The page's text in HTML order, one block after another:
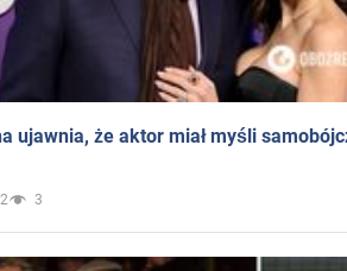
ujawnia, że aktor miał myśli
3